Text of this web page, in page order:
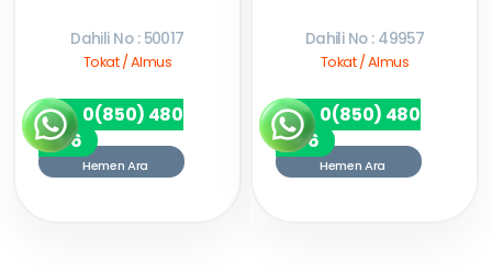
Dahili No : 50017
Tokat / Almus
0(850) 480
7256
Hemen Ara
Dahili No : 49957
Tokat / Almus
0(850) 480
7256
Hemen Ara